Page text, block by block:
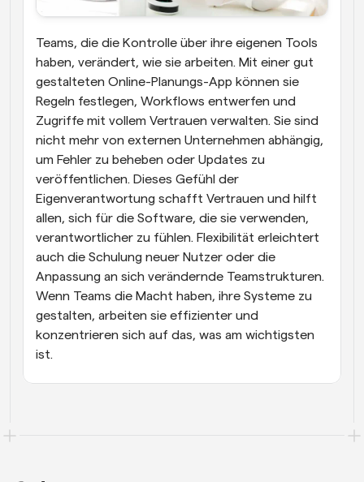
Teams, die die Kontrolle über ihre eigenen Tools
haben, verändert, wie sie arbeiten. Mit einer gut
gestalteten Online-Planungs-App können sie
Regeln festlegen, Workflows entwerfen und
Zugriffe mit vollem Vertrauen verwalten. Sie sind
nicht mehr von externen Unternehmen abhängig,
um Fehler zu beheben oder Updates zu
veröffentlichen. Dieses Gefühl der
Eigenverantwortung schafft Vertrauen und hilft
allen, sich für die Software, die sie verwenden,
verantwortlicher zu fühlen. Flexibilität erleichtert
auch die Schulung neuer Nutzer oder die
Anpassung an sich verändernde Teamstrukturen.
Wenn Teams die Macht haben, ihre Systeme zu
gestalten, arbeiten sie effizienter und
konzentrieren sich auf das, was am wichtigsten
ist.